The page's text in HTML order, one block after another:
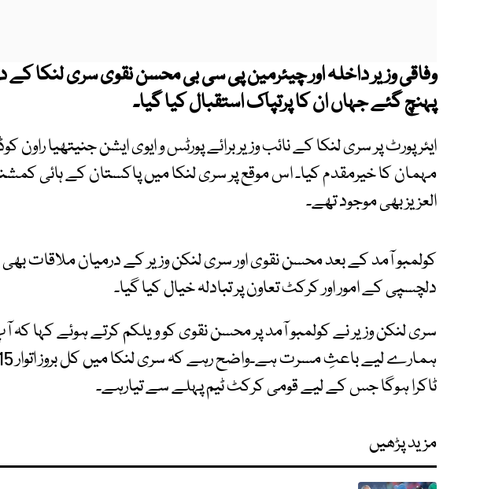
وفاقی وزیر داخلہ اور چیئرمین پی سی بی محسن نقوی سری لنکا کے
پہنچ گئے جہاں ان کا پرتپاک استقبال کیا گیا۔
ایئرپورٹ پر سری لنکا کے نائب وزیر برائے پورٹس و ایوی ایشن جنیتھیا راون
مہمان کا خیرمقدم کیا۔ اس موقع پر سری لنکا میں پاکستان کے ہائی
العزیز بھی موجود تھے۔
کولمبو آمد کے بعد محسن نقوی اور سری لنکن وزیر کے درمیان ملاقات
دلچسپی کے امور اور کرکٹ تعاون پر تبادلہ خیال کیا گیا۔
سری لنکن وزیر نے کولمبو آمد پر محسن نقوی کو ویلکم کرتے ہوئے کہا
ٹاکرا ہوگا جس کے لیے قومی کرکٹ ٹیم پہلے سے تیارہے۔
مزید پڑھیں